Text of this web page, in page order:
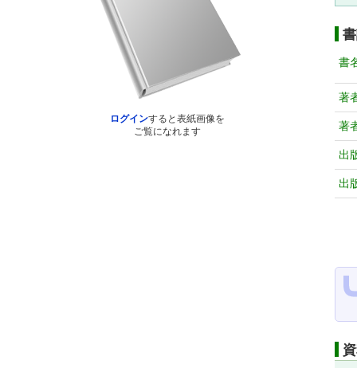
ログインすると表紙画像を
ご覧になれます
書
著
著
出
出